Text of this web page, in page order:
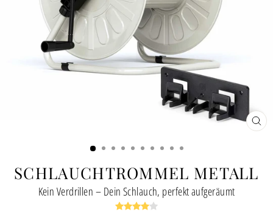
SCHLAUCHTROMMEL METALL
Kein Verdrillen – Dein Schlauch, perfekt aufgeräumt